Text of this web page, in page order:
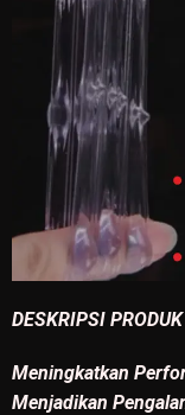
DESKRIPSI PRODUK
Meningkatkan
Menjadikan